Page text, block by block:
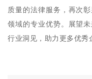
质量的法律服务，再次
领域的专业优势。展望
行业洞见，助力更多优秀